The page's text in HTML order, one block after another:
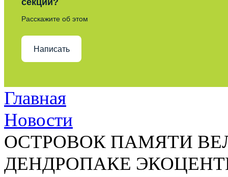
секции?
Расскажите об этом
Написать
Главная
Новости
ОСТРОВОК ПАМЯТИ
ДЕНДРОПАКЕ